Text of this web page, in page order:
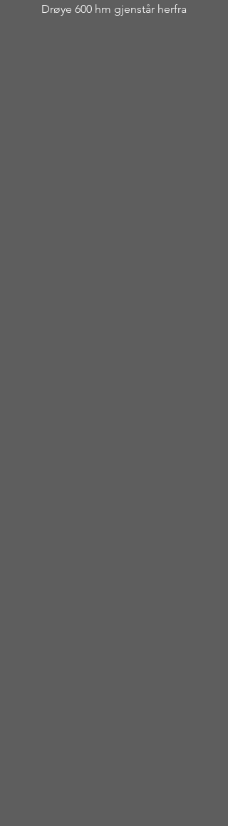
Drøye 600 hm gjenstår herfra